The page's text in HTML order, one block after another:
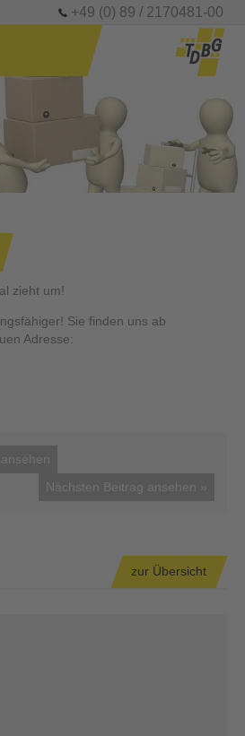
+49 (0) 89 / 2170481-00
zieht um!
Sie finden uns ab
Adresse:
Nächsten Beitrag ansehen »
zur Übersicht